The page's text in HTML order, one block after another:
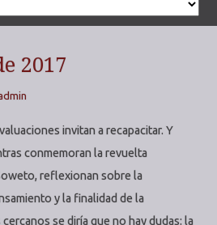
2017
invitan a recapacitar. Y
conmemoran la revuelta
reflexionan sobre la
y la finalidad de la
se diría que no hay dudas: la